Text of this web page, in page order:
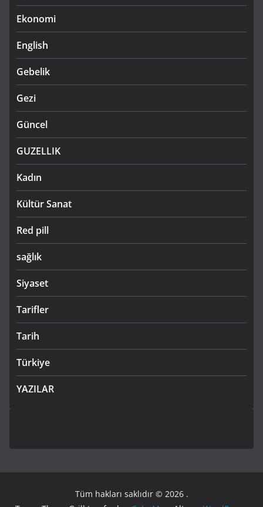
Ekonomi
English
Gebelik
Gezi
Güncel
GUZELLIK
Kadın
Kültür Sanat
Red pill
sağlık
Siyaset
Tarifler
Tarih
Türkiye
YAZILAR
Tüm hakları saklıdır © 2026 .